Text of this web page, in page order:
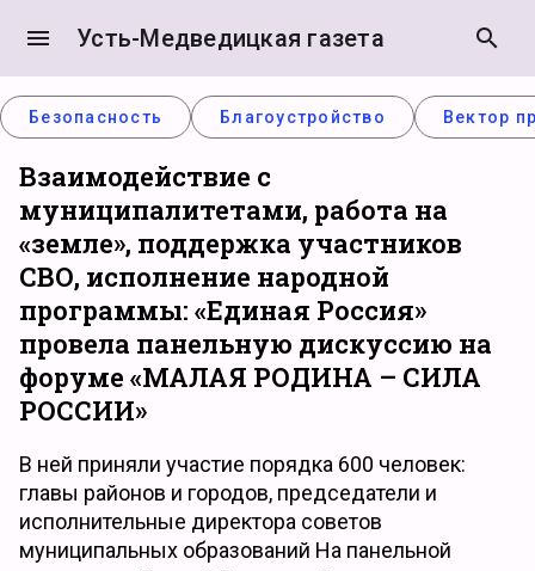
menu Усть-Медведицкая газета search
Безопасность Благоустройство Вектор
Взаимодействие с
муниципалитетами, работа на
«земле», поддержка участников
СВО, исполнение народной
программы: «Единая Россия»
провела панельную дискуссию на
форуме «МАЛАЯ РОДИНА – СИЛА
РОССИИ»
В ней приняли участие порядка 600 человек:
главы районов и городов, председатели и
исполнительные директора советов
муниципальных образований На панельной